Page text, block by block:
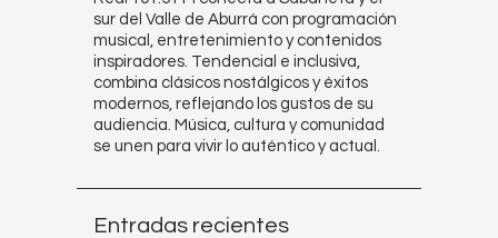
sur del Valle de Aburrá con programación
musical, entretenimiento y contenidos
inspiradores. Tendencial e inclusiva,
combina clásicos nostálgicos y éxitos
modernos, reflejando los gustos de su
audiencia. Música, cultura y comunidad
se unen para vivir lo auténtico y actual.
Entradas recientes